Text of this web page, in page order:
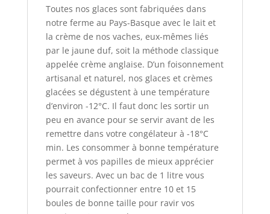
Toutes nos glaces sont fabriquées dans
notre ferme au Pays-Basque avec le lait et
la crème de nos vaches, eux-mêmes liés
par le jaune duf, soit la méthode classique
appelée crème anglaise. D’un foisonnement
artisanal et naturel, nos glaces et crèmes
glacées se dégustent à une température
d’environ -12°C. Il faut donc les sortir un
peu en avance pour se servir avant de les
remettre dans votre congélateur à -18°C
min. Les consommer à bonne température
permet à vos papilles de mieux apprécier
les saveurs. Avec un bac de 1 litre vous
pourrait confectionner entre 10 et 15
boules de bonne taille pour ravir vos